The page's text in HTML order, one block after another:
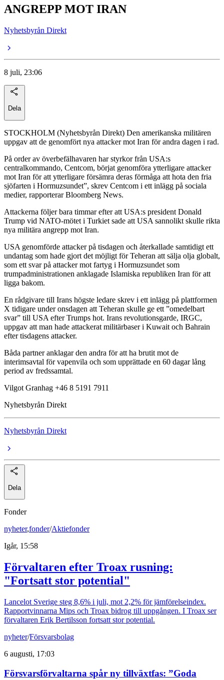
ANGREPP MOT IRAN
Nyhetsbyrån Direkt
8 juli, 23:06
Dela
STOCKHOLM (Nyhetsbyrån Direkt) Den amerikanska militären
uppgav att de genomfört nya attacker mot Iran för andra dagen i rad.
På order av överbefälhavaren har styrkor från USA:s
centralkommando, Centcom, börjat genomföra ytterligare attacker
mot Iran för att ytterligare försämra deras förmåga att hota den fria
sjöfarten i Hormuzsundet”, skrev Centcom i ett inlägg på sociala
medier, rapporterar Bloomberg News.
Attackerna följer bara timmar efter att USA:s president Donald
Trump vid NATO-mötet i Turkiet sade att USA sannolikt skulle rikta
nya militära angrepp mot Iran.
USA genomförde attacker på tisdagen och återkallade samtidigt ett
undantag som hade gjort det möjligt för Teheran att sälja olja globalt,
som ett svar på attacker mot fartyg i Hormuzsundet som
trumpadministrationen anklagade Islamiska republiken Iran för att
ligga bakom.
En rådgivare till Irans högste ledare skrev i ett inlägg på plattformen
X tidigare under onsdagen att Teheran skulle ge ett ”omedelbart
svar” till USA efter Trumps hot. Irans revolutionsgarde, IRGC,
uppgav att man hade attackerat militärbaser i Kuwait och Bahrain
efter tisdagens attacker.
Båda partner anklagar den andra för att ha brutit mot de
interimsavtal för vapenvila och som upprättade en 60 dagar lång
period av fredssamtal.
Vilgot Granhag +46 8 5191 7911
Nyhetsbyrån Direkt
Nyhetsbyrån Direkt
Dela
Fonder
nyheter,fonder/Aktiefonder
Igår, 15:58
Förvaltaren efter Troax rusning:
"Fortsatt stor potential"
Lancelot Sverige steg 8,6% i juli, mot 2,2% för jämförelseindex.
Rapportvinnarna Mips och Troax bidrog till uppgången. I Troax ser
förvaltaren Erik Bertilsson fortsatt stor potential.
nyheter/Försvarsbolag
6 augusti, 17:03
Försvarsförvaltarna spår ny tillväxtfas: ”Goda